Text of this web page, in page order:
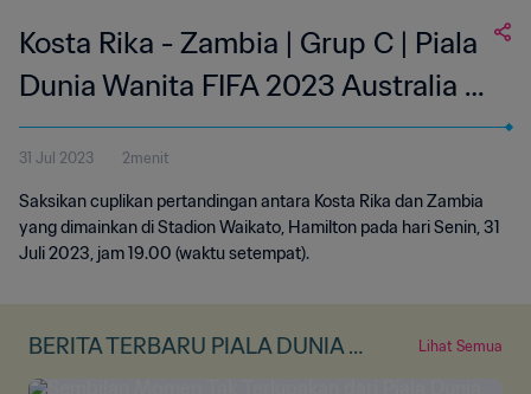
Kosta Rika - Zambia | Grup C | Piala
Dunia Wanita FIFA 2023 Australia &
Selandia Baru | Cuplikan
Pertandingan (Tanpa Komentator)
31 Jul 2023 2menit
Saksikan cuplikan pertandingan antara Kosta Rika dan Zambia
yang dimainkan di Stadion Waikato, Hamilton pada hari Senin, 31
Juli 2023, jam 19.00 (waktu setempat).
BERITA TERBARU PIALA DUNIA W
ANITA FIFA
Lihat Semua